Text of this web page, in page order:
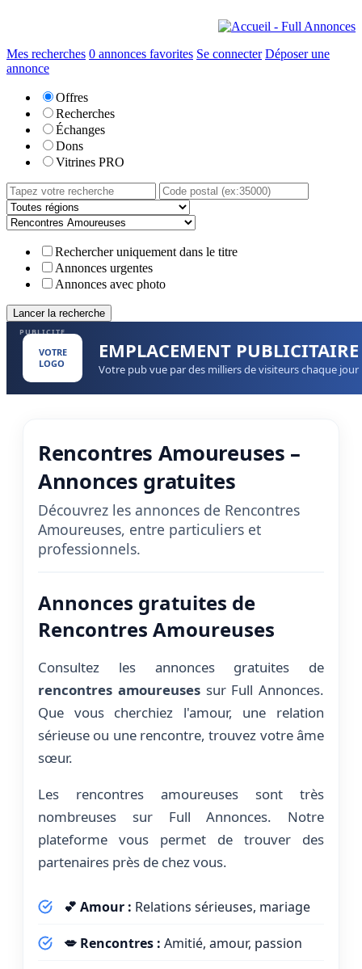
Mes recherches 0 annonces favorites Se connecter Déposer une
annonce
Offres
Recherches
Échanges
Dons
Vitrines PRO
Rechercher uniquement dans le titre
Annonces urgentes
Annonces avec photo
PUBLICITE
VOTRE
LOGO
EMPLACEMENT PUBLICITAIRE
Votre pub vue par des milliers de visiteurs chaque jour
Rencontres Amoureuses –
Annonces gratuites
Découvrez les annonces de Rencontres
Amoureuses, entre particuliers et
professionnels.
Annonces gratuites de
Rencontres Amoureuses
Consultez les annonces gratuites de
rencontres amoureusessur Full Annonces.
Que vous cherchiez l'amour, une relation
sérieuse ou une rencontre, trouvez votre âme
sœur.
Les rencontres amoureuses sont très
nombreuses sur Full Annonces. Notre
plateforme vous permet de trouver des
partenaires près de chez vous.
💕 Amour : Relations sérieuses, mariage
💋 Rencontres : Amitié, amour, passion